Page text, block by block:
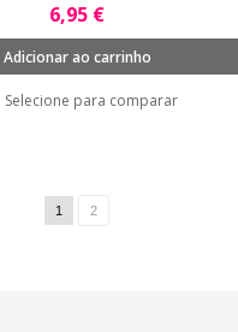
6,95 €
Adicionar ao carrinho
Selecione para comparar
1 2